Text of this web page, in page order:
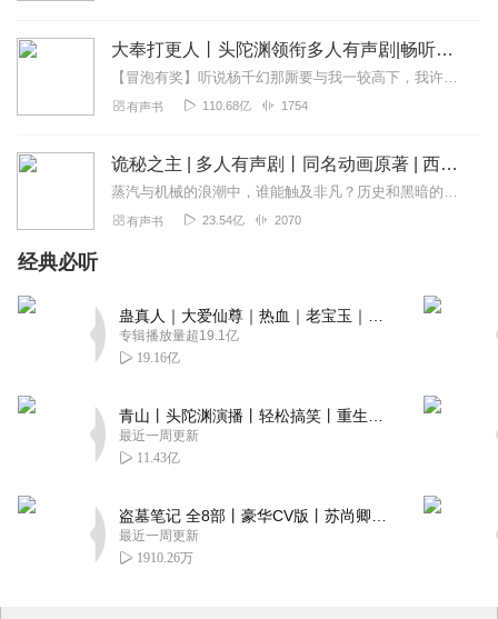
大奉打更人丨头陀渊领衔多人有声剧|畅听全集|王鹤棣、田曦薇主演影视剧原著|卖报小郎君
【冒泡有奖】听说杨千幻那厮要与我一较高下，我许七安要开始装叉了！快进入声音播放页戳下方输入框，冒个泡偷偷告诉我，我要用哪些诗词才能胜过他？说得好的，有赏！202...
有声书 110.68亿 1754
诡秘之主 | 多人有声剧丨同名动画原著 | 西幻克苏鲁 | 乌贼作品
蒸汽与机械的浪潮中，谁能触及非凡？历史和黑暗的迷雾里，又是谁在耳语？我从诡秘中醒来，睁眼看见这个世界：枪械，大炮，巨舰，飞空艇，差分机；魔药，占卜，诅咒，倒吊人...
有声书 23.54亿 2070
经典必听
专辑播放量超19.1亿
19.16亿
最近一周更新
11.43亿
最近一周更新
1910.26万